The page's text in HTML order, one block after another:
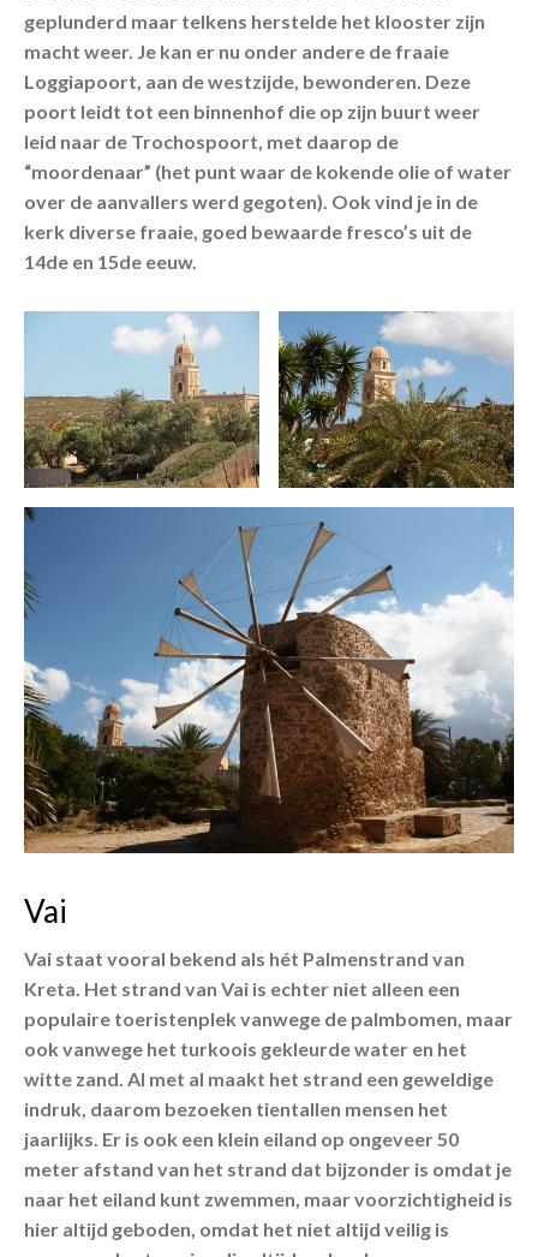
geplunderd maar telkens herstelde het klooster zijn
macht weer. Je kan er nu onder andere de fraaie
Loggiapoort, aan de westzijde, bewonderen. Deze
poort leidt tot een binnenhof die op zijn buurt weer
leid naar de Trochospoort, met daarop de
“moordenaar” (het punt waar de kokende olie of water
over de aanvallers werd gegoten). Ook vind je in de
kerk diverse fraaie, goed bewaarde fresco’s uit de
14de en 15de eeuw.
Vai
Vai staat vooral bekend als hét Palmenstrand van
Kreta. Het strand van Vai is echter niet alleen een
populaire toeristenplek vanwege de palmbomen, maar
ook vanwege het turkoois gekleurde water en het
witte zand. Al met al maakt het strand een geweldige
indruk, daarom bezoeken tientallen mensen het
jaarlijks. Er is ook een klein eiland op ongeveer 50
meter afstand van het strand dat bijzonder is omdat je
naar het eiland kunt zwemmen, maar voorzichtigheid is
hier altijd geboden, omdat het niet altijd veilig is